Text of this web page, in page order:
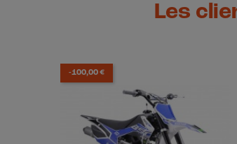
Les
-100,00 €